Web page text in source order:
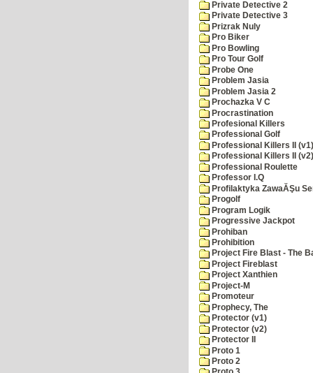
Private Detective 2
Private Detective 3
Prizrak Nuly
Pro Biker
Pro Bowling
Pro Tour Golf
Probe One
Problem Jasia
Problem Jasia 2
Prochazka V C
Procrastination
Profesional Killers
Professional Golf
Professional Killers II (v1)
Professional Killers II (v2)
Professional Roulette
Professor I.Q
Profilaktyka ZawaĂŞu
Progolf
Program Logik
Progressive Jackpot
Prohiban
Prohibition
Project Fire Blast - The
Project Fireblast
Project Xanthien
Project-M
Promoteur
Prophecy, The
Protector (v1)
Protector (v2)
Protector II
Proto 1
Proto 2